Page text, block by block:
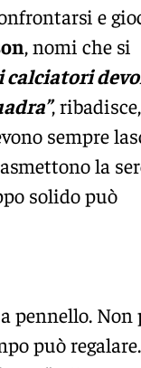
e
, nomi che si
calciatori
, ribadisce,
sempre
la
solido può
pennello. Non
può regalare.